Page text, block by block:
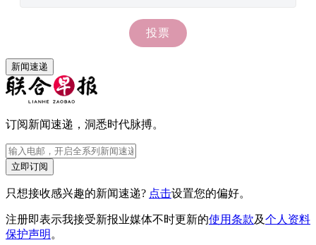
新闻速递
订阅新闻速递，洞悉时代脉搏。
立即订阅
只想接收感兴趣的新闻速递? 点击设置您的偏好。
注册即表示我接受新报业媒体不时更新的使用条款及个人资料
保护声明 。